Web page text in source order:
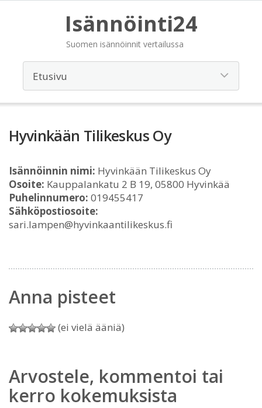
Isännöinti24
Suomen isännöinnit vertailussa
Hyvinkään Tilikeskus Oy
Isännöinnin nimi: Hyvinkään Tilikeskus Oy
Osoite: Kauppalankatu 2 B 19, 05800 Hyvinkää
Puhelinnumero: 019455417
Sähköpostiosoite:
sari.lampen@hyvinkaantilikeskus.fi
Anna pisteet
(ei vielä ääniä)
Arvostele, kommentoi tai
kerro kokemuksista